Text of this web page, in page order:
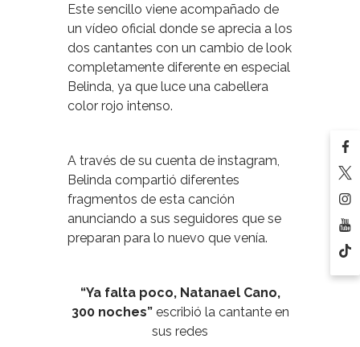
Este sencillo viene acompañado de
un vídeo oficial donde se aprecia a los
dos cantantes con un cambio de look
completamente diferente en especial
Belinda, ya que luce una cabellera
color rojo intenso.
A través de su cuenta de instagram,
Belinda compartió diferentes
fragmentos de esta canción
anunciando a sus seguidores que se
preparan para lo nuevo que venía.
“Ya falta poco, Natanael Cano,
300 noches”escribió la cantante en
sus redes